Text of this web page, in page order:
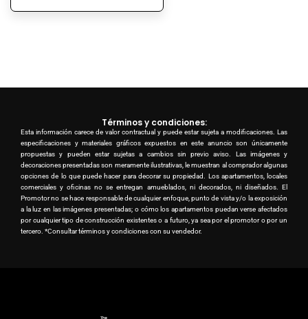
Términos y condiciones:
Esta información carece de valor contractual y puede estar sujeta a modificaciones. Las
especificaciones y materiales gráficos expuestos en este anuncio son únicamente
propuestas y pueden estar sujetas a cambios sin previo aviso. Las imágenes y
decoraciones presentadas son meramente ilustrativas, le muestran al comprador algunas
opciones de lo que puede hacer para decorar su propiedad. Los apartamentos, locales
comerciales y oficinas no se entregan amueblados, ni decorados, ni diseñados. El
Promotor no se hace responsable de cualquier enfoque, punto de vista y/o la exposición
a la luz en las imágenes presentadas; o cómo los apartamentos puedan verse afectados
por cualquier tipo de construcción existentes o a futuro, ya sea por el promotor o por un
tercero. *Consultar términos y condiciones con su vendedor.